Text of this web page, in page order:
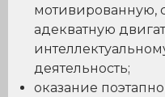
мотивированную,
адекватную
деятельность;
оказание